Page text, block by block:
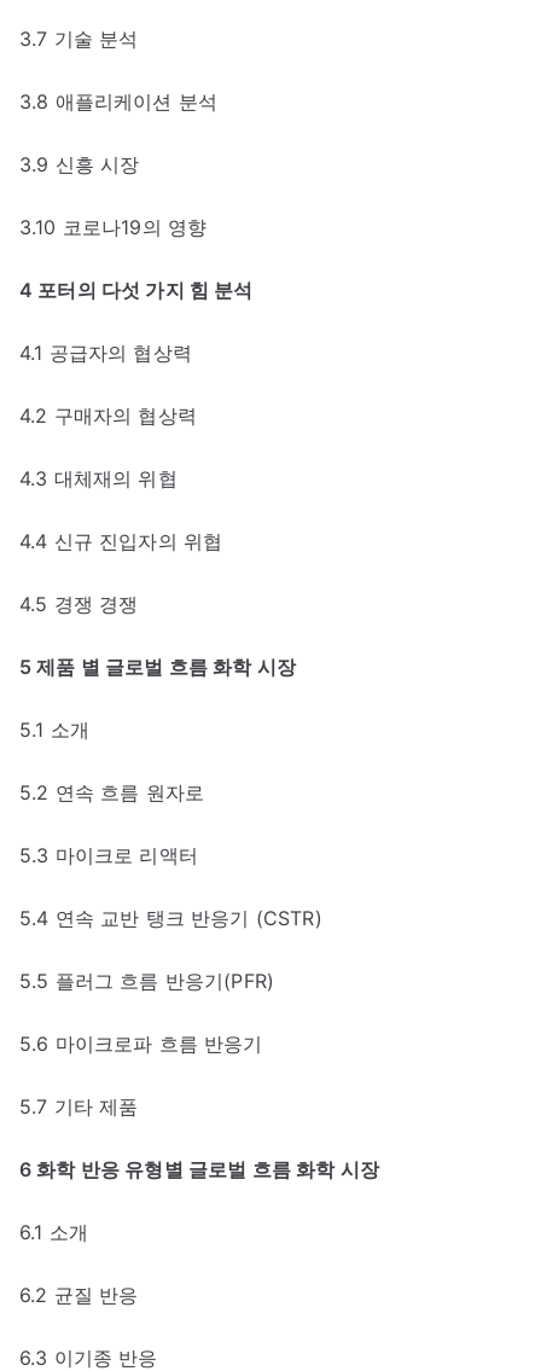
3.7 기술 분석
3.8 애플리케이션 분석
3.9 신흥 시장
3.10 코로나19의 영향
4 포터의 다섯 가지 힘 분석
4.1 공급자의 협상력
4.2 구매자의 협상력
4.3 대체재의 위협
4.4 신규 진입자의 위협
4.5 경쟁 경쟁
5 제품 별 글로벌 흐름 화학 시장
5.1 소개
5.2 연속 흐름 원자로
5.3 마이크로 리액터
5.4 연속 교반 탱크 반응기 (CSTR)
5.5 플러그 흐름 반응기(PFR)
5.6 마이크로파 흐름 반응기
5.7 기타 제품
6 화학 반응 유형별 글로벌 흐름 화학 시장
6.1 소개
6.2 균질 반응
6.3 이기종 반응